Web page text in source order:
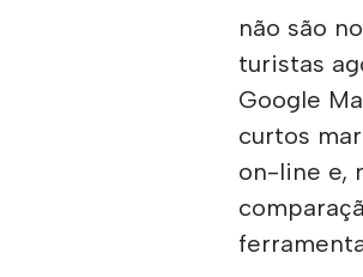
não são
turistas
Google
curtos
on-line e,